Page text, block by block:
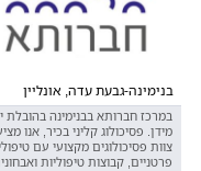
בנימינה-גבעת עדה, אונליין
במרכז חברותא בבנימינה בהובלת
מידן. פסיכולוג קליני בכיר, אנו
צוות פסיכולוגים מקצועי עם
פרטניים, קבוצות טיפוליות